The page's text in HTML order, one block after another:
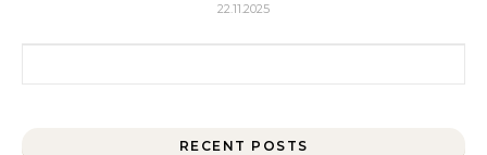
22.11.2025
RECENT POSTS